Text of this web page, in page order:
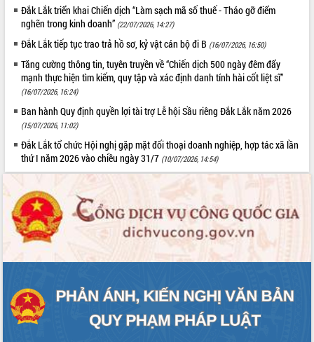
Đắk Lắk triển khai Chiến dịch “Làm sạch mã số thuế - Tháo gỡ điểm
nghẽn trong kinh doanh” (22/07/2026, 14:27)
Đắk Lắk tiếp tục trao trả hồ sơ, kỷ vật cán bộ đi B (16/07/2026, 16:50)
Tăng cường thông tin, tuyên truyền về “Chiến dịch 500 ngày đêm đẩy
mạnh thực hiện tìm kiếm, quy tập và xác định danh tính hài cốt liệt sĩ”
(16/07/2026, 16:24)
Ban hành Quy định quyền lợi tài trợ Lễ hội Sầu riêng Đắk Lắk năm 2026
(15/07/2026, 11:02)
Đắk Lắk tổ chức Hội nghị gặp mặt đối thoại doanh nghiệp, hợp tác xã lần
thứ I năm 2026 vào chiều ngày 31/7 (10/07/2026, 14:54)